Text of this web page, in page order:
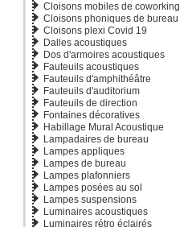
Cloisons mobiles de coworking
Cloisons phoniques de bureau
Cloisons plexi Covid 19
Dalles acoustiques
Dos d'armoires acoustiques
Fauteuils acoustiques
Fauteuils d'amphithéâtre
Fauteuils d'auditorium
Fauteuils de direction
Fontaines décoratives
Habillage Mural Acoustique
Lampadaires de bureau
Lampes appliques
Lampes de bureau
Lampes plafonniers
Lampes posées au sol
Lampes suspensions
Luminaires acoustiques
Luminaires rétro éclairés